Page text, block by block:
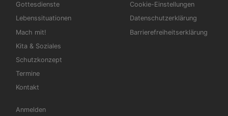
Gottesdienste
Lebenssituationen
Mach mit!
Kita & Soziales
Schutzkonzept
Termine
Kontakt
Cookie-Einstellungen
Datenschutzerklärung
Barrierefreiheitserklärung
Benutzermenü
Anmelden